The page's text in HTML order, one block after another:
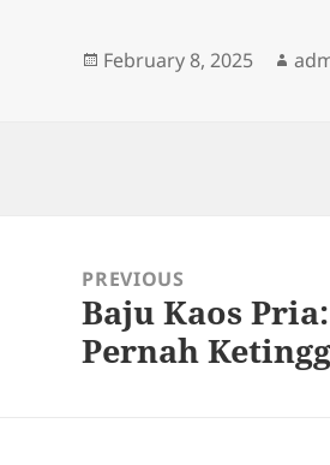
Posted
February 8, 2025
navigationPREVIOUS
Previous
post:
Baju Kaos
Pernah